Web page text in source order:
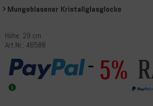
Mungeblasener Kristallglasglocke
Höhe: 29 cm
Art.Nr.: 46588
5%